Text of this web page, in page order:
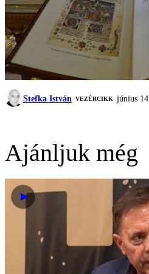
Stefka István VEZÉRCIKK június 14.
Ajánljuk még